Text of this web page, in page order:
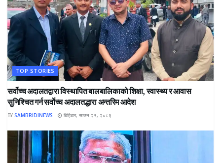
TOP STORIES
सर्वोच्च अदालतद्वारा विस्थापित बालबालिकाको शिक्षा, स्वास्थ्य र आवास
सुनिश्चित गर्न सर्वोच्च अदालतद्धारा अन्तरिम आदेश
BY SAMBRIDINEWS बिहिबार, साउन २१, २०८३